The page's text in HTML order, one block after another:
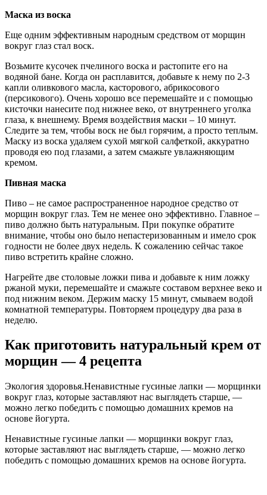
Маска из воска
Еще одним эффективным народным средством от морщин
вокруг глаз стал воск.
Возьмите кусочек пчелиного воска и растопите его на
водяной бане. Когда он расплавится, добавьте к нему по 2-3
капли оливкового масла, касторового, абрикосового
(персикового). Очень хорошо все перемешайте и с помощью
кисточки нанесите под нижнее веко, от внутреннего уголка
глаза, к внешнему. Время воздействия маски – 10 минут.
Следите за тем, чтобы воск не был горячим, а просто теплым.
Маску из воска удаляем сухой мягкой салфеткой, аккуратно
проводя ею под глазами, а затем смажьте увлажняющим
кремом.
Пивная маска
Пиво – не самое распространенное народное средство от
морщин вокруг глаз. Тем не менее оно эффективно. Главное –
пиво должно быть натуральным. При покупке обратите
внимание, чтобы оно было непастеризованным и имело срок
годности не более двух недель. К сожалению сейчас такое
пиво встретить крайне сложно.
Нагрейте две столовые ложки пива и добавьте к ним ложку
ржаной муки, перемешайте и смажьте составом верхнее веко и
под нижним веком. Держим маску 15 минут, смываем водой
комнатной температуры. Повторяем процедуру два раза в
неделю.
Как приготовить натуральный крем от
морщин — 4 рецепта
Экология здоровья.Ненавистные гусиные лапки — морщинки
вокруг глаз, которые заставляют нас выглядеть старше, —
можно легко победить с помощью домашних кремов на
основе йогурта.
Ненавистные гусиные лапки — морщинки вокруг глаз,
которые заставляют нас выглядеть старше, — можно легко
победить с помощью домашних кремов на основе йогурта.